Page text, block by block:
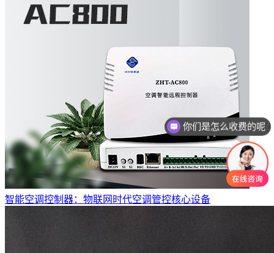
智能空调控制器：物联网时代空调管控核心设备
你们是怎么收费的呢